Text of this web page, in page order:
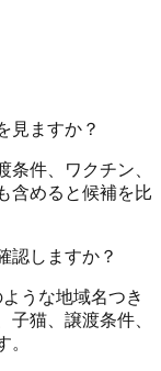
見ますか？
件、ワクチン、
含めると候補を比
認しますか？
うな地域名つき
猫、譲渡条件、
。